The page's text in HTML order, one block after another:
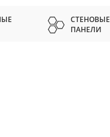
СТЕНОВЫЕ
ПАНЕЛИ